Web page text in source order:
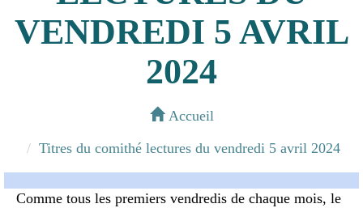
VENDREDI 5 AVRIL
2024
Accueil
Titres du comithé lectures du vendredi 5 avril 2024
Comme tous les premiers vendredis de chaque mois, le